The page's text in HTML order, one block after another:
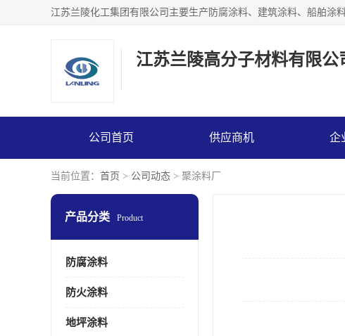
江苏兰陵高分子材料有限公
公司首页 供应商机 企
当前位置： 首页 > 公司动态 > 聚涂料厂
产品分类 Product
防腐涂料
防火涂料
地坪涂料